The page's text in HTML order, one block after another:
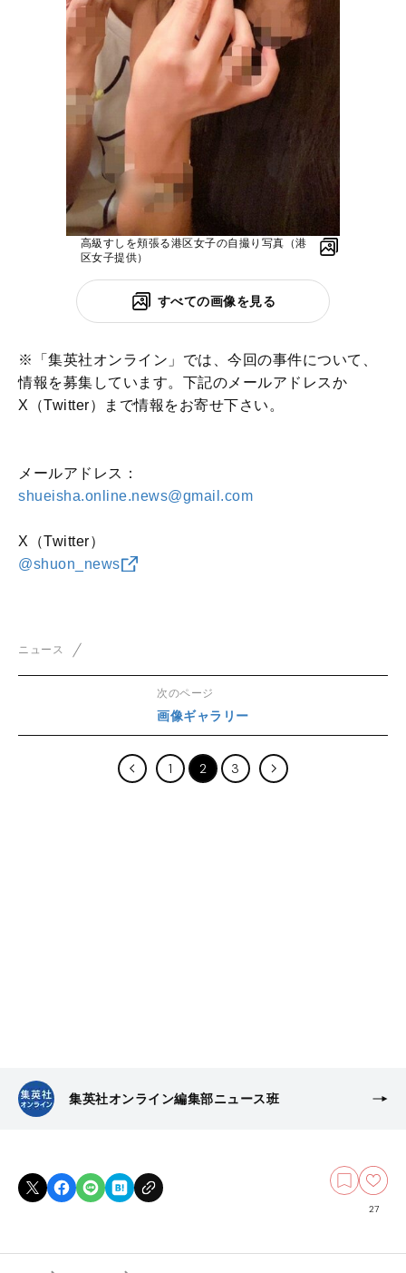
高級すしを頬張る港区女子の自撮り写真（港
区女子提供）
すべての画像を見る
※「集英社オンライン」では、今回の事件について、
情報を募集しています。下記のメールアドレスか
X（Twitter）まで情報をお寄せ下さい。
メールアドレス：
shueisha.online.news@gmail.com
X（Twitter）
@shuon_news
ニュース
次のページ
画像ギャラリー
1 2 3
集英社オンライン編集部ニュース班
27